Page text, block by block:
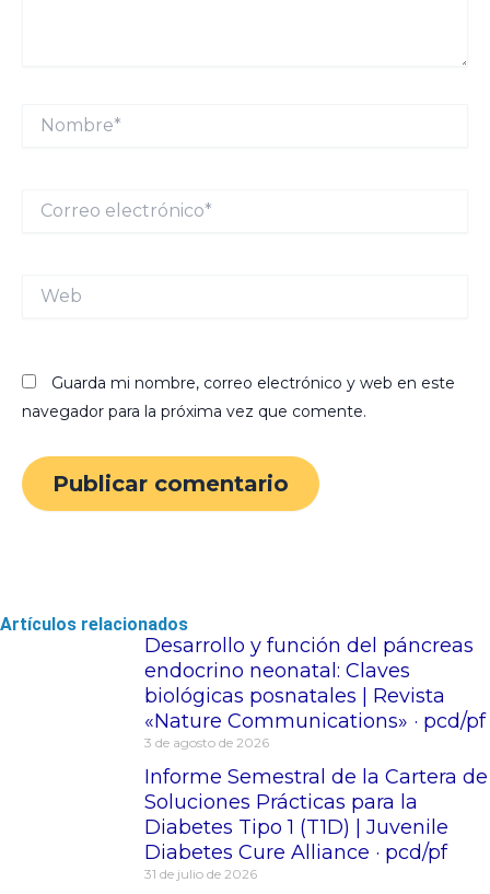
Nombre*
electrónico*
Guarda mi nombre, correo electrónico y web en este
navegador para la próxima vez que comente.
Artículos relacionados
Desarrollo y función del páncreas
endocrino neonatal: Claves
biológicas posnatales | Revista
«Nature Communications» · pcd/pf
3 de agosto de 2026
Informe Semestral de la Cartera de
Soluciones Prácticas para la
Diabetes Tipo 1 (T1D) | Juvenile
Diabetes Cure Alliance · pcd/pf
31 de julio de 2026